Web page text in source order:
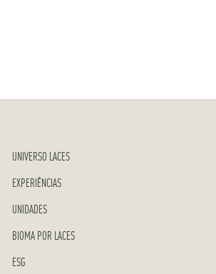
UNIVERSO LACES
EXPERIÊNCIAS
UNIDADES
BIOMA POR LACES
ESG